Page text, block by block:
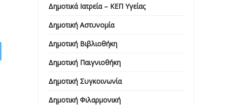
Δημοτικά Ιατρεία – ΚΕΠ Υγείας
Δημοτική Αστυνομία
Δημοτική Βιβλιοθήκη
Δημοτική Παιγνιοθήκη
Δημοτική Συγκοινωνία
Δημοτική Φιλαρμονική